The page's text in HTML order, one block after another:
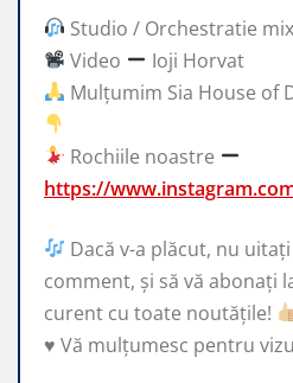
Studio / Orchestratie
Video
Ioji Horvat
Mulțumim Sia House of
Rochiile noastre
https://
Dacă v-a plăcut, nu
comment, și să vă abonați
curent cu toate noutățile!
♥️ Vă mulțumesc pentru